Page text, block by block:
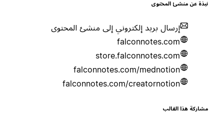
عن منشئ المحتوى
إرسال بريد إلكتروني إلى منشئ المحتوى
falconnotes.com
store.falconnotes.com
falconnotes.com/mednotion
falconnotes.com/creatornotion
هذا القالب